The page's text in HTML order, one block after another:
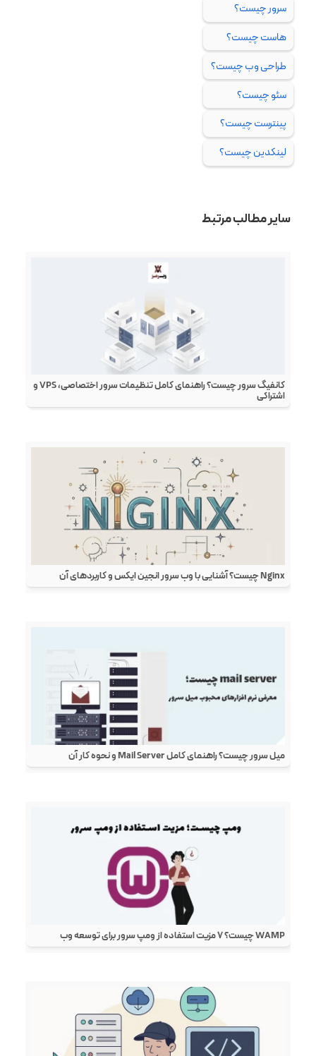
سرور چیست؟
هاست چیست؟
طراحی وب چیست؟
سئو چیست؟
پینترست چیست؟
لینکدین چیست؟
سایر مطالب مرتبط
کانفیگ سرور چیست؟ راهنمای کامل تنظیمات سرور اختصاصی، VPS و
اشتراکی
Nginx چیست؟ آشنایی با وب سرور انجین ایکس و کاربردهای آن
میل سرور چیست؟ راهنمای کامل Mail Server و نحوه کار آن
WAMP چیست؟ ۷ مزیت استفاده از ومپ سرور برای توسعه وب